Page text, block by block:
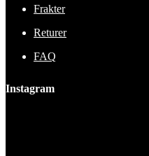
Frakter
Returer
FAQ
Instagram